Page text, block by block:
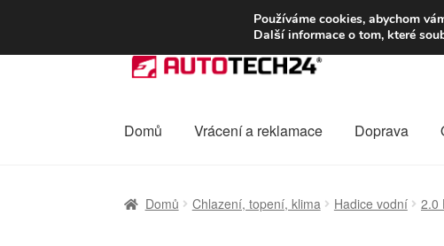
DOPRAVA od 139,-Kč
Přeskočit
na
Přejít
webu
Domů Vrácení a reklamace Doprava
Domů Chlazení, topení, klima Hadice vodní 2.0
Používáme cookies, abychom
Další informace o tom, které